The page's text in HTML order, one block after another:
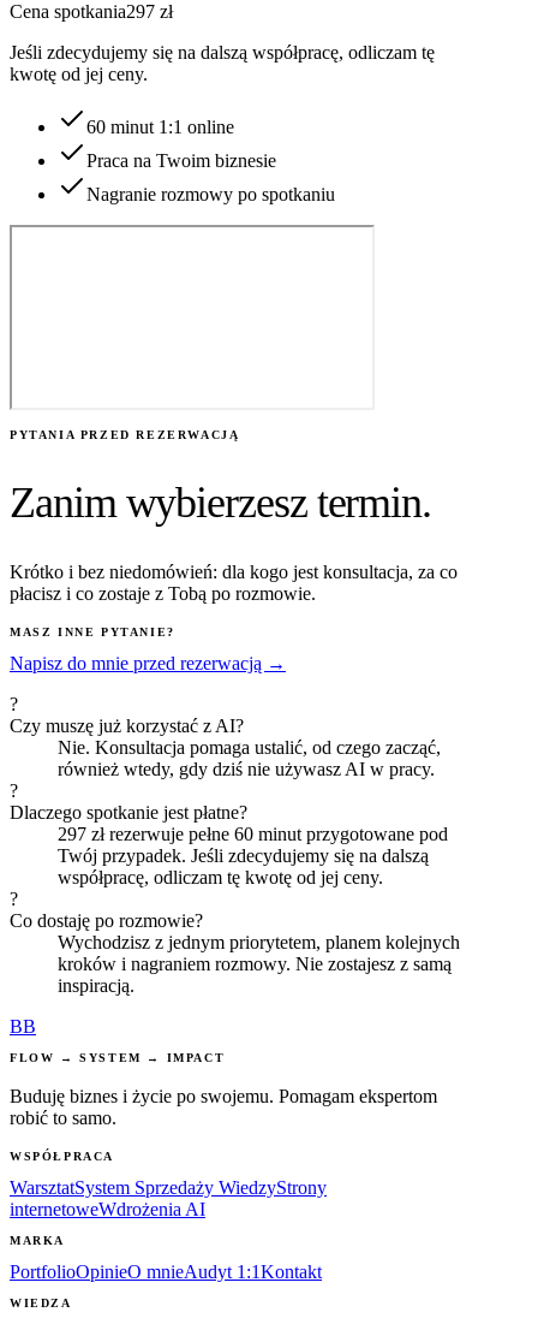
Cena spotkania297 zł
Jeśli zdecydujemy się na dalszą współpracę, odliczam tę
kwotę od jej ceny.
60 minut 1:1 online
Praca na Twoim biznesie
Nagranie rozmowy po spotkaniu
PYTANIA PRZED REZERWACJĄ
Zanim wybierzesz termin.
Krótko i bez niedomówień: dla kogo jest konsultacja, za co
płacisz i co zostaje z Tobą po rozmowie.
MASZ INNE PYTANIE?
Napisz do mnie przed rezerwacją →
?
Czy muszę już korzystać z AI?
Nie. Konsultacja pomaga ustalić, od czego zacząć,
również wtedy, gdy dziś nie używasz AI w pracy.
?
Dlaczego spotkanie jest płatne?
297 zł rezerwuje pełne 60 minut przygotowane pod
Twój przypadek. Jeśli zdecydujemy się na dalszą
współpracę, odliczam tę kwotę od jej ceny.
?
Co dostaję po rozmowie?
Wychodzisz z jednym priorytetem, planem kolejnych
kroków i nagraniem rozmowy. Nie zostajesz z samą
inspiracją.
BB
FLOW → SYSTEM → IMPACT
Buduję biznes i życie po swojemu. Pomagam ekspertom
robić to samo.
WSPÓŁPRACA
WarsztatSystem Sprzedaży WiedzyStrony
internetoweWdrożenia AI
MARKA
PortfolioOpinieO mnieAudyt 1:1Kontakt
WIEDZA